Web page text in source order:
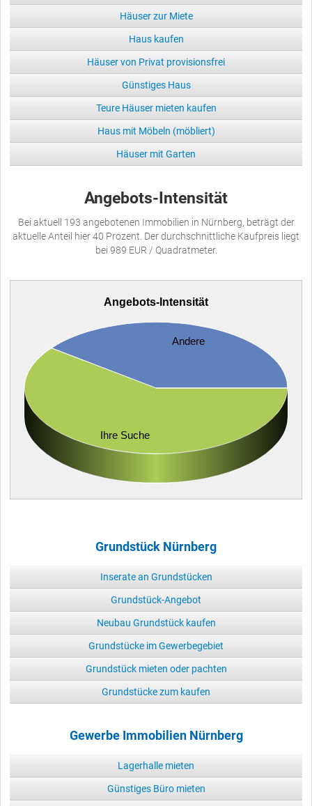
Häuser zur Miete
Haus kaufen
Häuser von Privat provisionsfrei
Günstiges Haus
Teure Häuser mieten kaufen
Haus mit Möbeln (möbliert)
Häuser mit Garten
Angebots-Intensität
Bei aktuell 193 angebotenen Immobilien in Nürnberg, beträgt der
aktuelle Anteil hier 40 Prozent. Der durchschnittliche Kaufpreis liegt
bei 989 EUR / Quadratmeter.
Angebots-Intensität
Ihre Suche
Andere
Grundstück Nürnberg
Inserate an Grundstücken
Grundstück-Angebot
Neubau Grundstück kaufen
Grundstücke im Gewerbegebiet
Grundstück mieten oder pachten
Grundstücke zum kaufen
Gewerbe Immobilien Nürnberg
Lagerhalle mieten
Günstiges Büro mieten